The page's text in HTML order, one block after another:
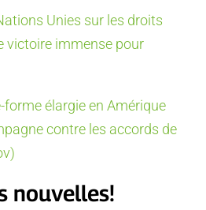
Unies sur les droits
victoire immense pour
forme élargie en Amérique
contre les accords de
nouvelles!